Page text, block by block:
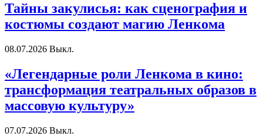
Тайны закулисья: как сценография и
костюмы создают магию Ленкома
08.07.2026 Выкл.
«Легендарные роли Ленкома в кино:
трансформация театральных образов в
массовую культуру»
07.07.2026 Выкл.